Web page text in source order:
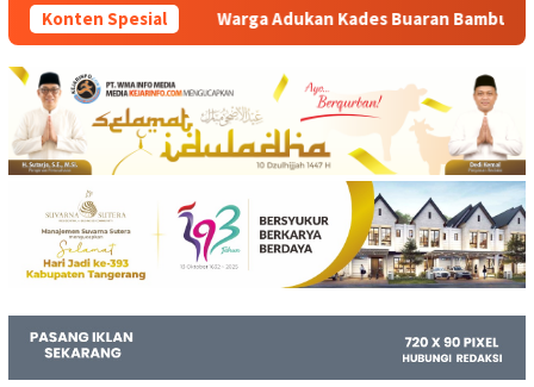
Konten Spesial
Adukan Kades Buaran Bambu Atas Dugaan Pungutan Liar